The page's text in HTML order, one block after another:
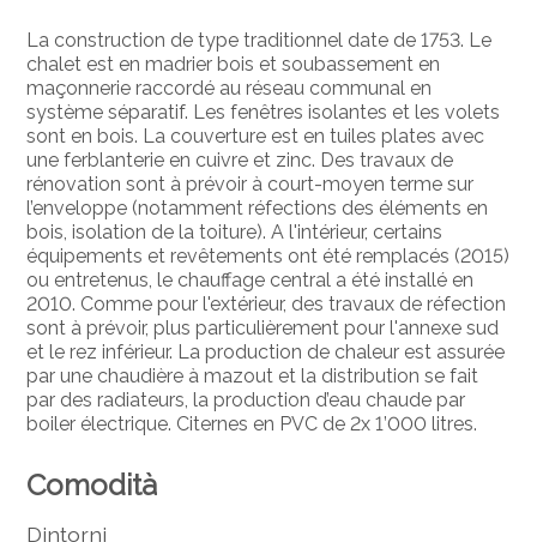
La construction de type traditionnel date de 1753. Le
chalet est en madrier bois et soubassement en
maçonnerie raccordé au réseau communal en
système séparatif. Les fenêtres isolantes et les volets
sont en bois. La couverture est en tuiles plates avec
une ferblanterie en cuivre et zinc. Des travaux de
rénovation sont à prévoir à court-moyen terme sur
l’enveloppe (notamment réfections des éléments en
bois, isolation de la toiture). A l'intérieur, certains
équipements et revêtements ont été remplacés (2015)
ou entretenus, le chauffage central a été installé en
2010. Comme pour l'extérieur, des travaux de réfection
sont à prévoir, plus particulièrement pour l'annexe sud
et le rez inférieur. La production de chaleur est assurée
par une chaudière à mazout et la distribution se fait
par des radiateurs, la production d’eau chaude par
boiler électrique. Citernes en PVC de 2x 1’000 litres.
Comodità
Dintorni